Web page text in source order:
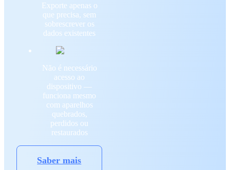
Exporte apenas o
que precisa, sem
sobrescrever os
dados existentes
Não é necessário
acesso ao
dispositivo —
funciona mesmo
com aparelhos
quebrados,
perdidos ou
restaurados
Saber mais